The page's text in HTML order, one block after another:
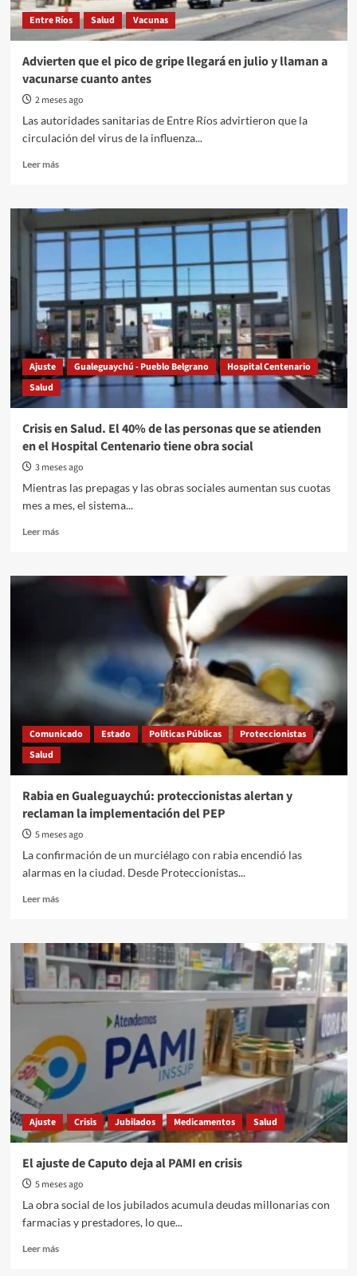
suicidio
juvenil
Entre Ríos Salud Vacunas
Advierten que el pico de gripe llegará en julio y llaman a
vacunarse cuanto antes
2 meses ago
Las autoridades sanitarias de Entre Ríos advirtieron que la
circulación del virus de la influenza...
Leer másRead
Advierten
el
de
gripe
llegará
en
julio
y
llaman
a
vacunarse
Ajuste Gualeguaychú - Pueblo Belgrano
Hospital Centenario
Salud
Crisis en Salud. El 40% de las personas que se atienden
en el Hospital Centenario tiene obra social
3 meses ago
Mientras las prepagas y las obras sociales aumentan sus cuotas
mes a mes, el sistema...
Leer másRead
Crisis
personas
que
se
atienden
en
tiene
obra
social
Comunicado Estado Políticas Públicas
Proteccionistas
Salud
Rabia en Gualeguaychú: proteccionistas alertan y
reclaman la implementación del PEP
5 meses ago
La confirmación de un murciélago con rabia encendió las
alarmas en la ciudad. Desde Proteccionistas...
Leer másRead
Rabia
en
Gualeguaychú:
proteccionistas
alertan
reclaman
la
implementación
del
PEP
Ajuste Crisis Jubilados Medicamentos Salud
El ajuste de Caputo deja al PAMI en crisis
5 meses ago
La obra social de los jubilados acumula deudas millonarias con
farmacias y prestadores, lo que...
Leer másRead